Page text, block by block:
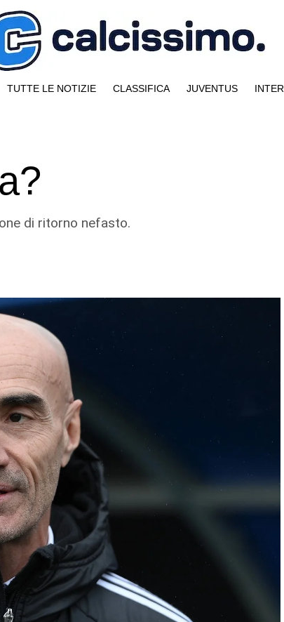
TUTTE LE NOTIZIE CLASSIFICA JUVENTUS INTER
di ritorno nefasto.